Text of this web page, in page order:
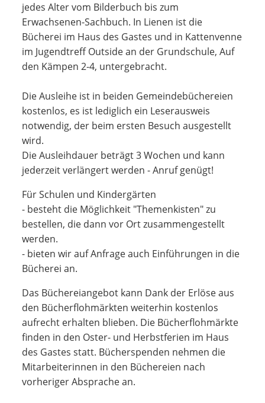
jedes Alter vom Bilderbuch bis zum
Erwachsenen-Sachbuch. In Lienen ist die
Bücherei im Haus des Gastes und in Kattenvenne
im Jugendtreff Outside an der Grundschule, Auf
den Kämpen 2-4, untergebracht.
Die Ausleihe ist in beiden Gemeindebüchereien
kostenlos, es ist lediglich ein Leserausweis
notwendig, der beim ersten Besuch ausgestellt
wird.
Die Ausleihdauer beträgt 3 Wochen und kann
jederzeit verlängert werden - Anruf genügt!
Für Schulen und Kindergärten
- besteht die Möglichkeit "Themenkisten" zu
bestellen, die dann vor Ort zusammengestellt
werden.
- bieten wir auf Anfrage auch Einführungen in die
Bücherei an.
Das Büchereiangebot kann Dank der Erlöse aus
den Bücherflohmärkten weiterhin kostenlos
aufrecht erhalten blieben. Die Bücherflohmärkte
finden in den Oster- und Herbstferien im Haus
des Gastes statt. Bücherspenden nehmen die
Mitarbeiterinnen in den Büchereien nach
vorheriger Absprache an.